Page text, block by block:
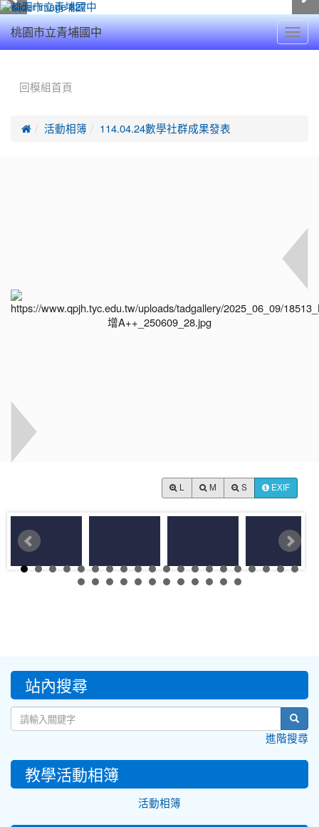
桃園市立青埔國中
回模組首頁
 活動相簿 114.04.24數學社群成果發表
M S EXIF
::: 站內搜尋
進階搜尋
教學活動相簿
活動相簿